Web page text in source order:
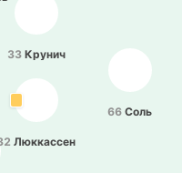
Лю­кка­ссен
66 Соль
33 Крунич